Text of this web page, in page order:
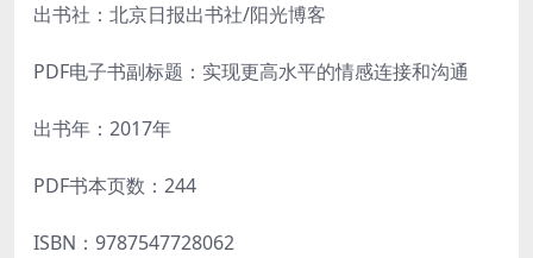
出书社：北京日报出书社/阳光博客
PDF电子书副标题：实现更高水平的情感连接和沟通
出书年：2017年
PDF书本页数：244
ISBN：9787547728062